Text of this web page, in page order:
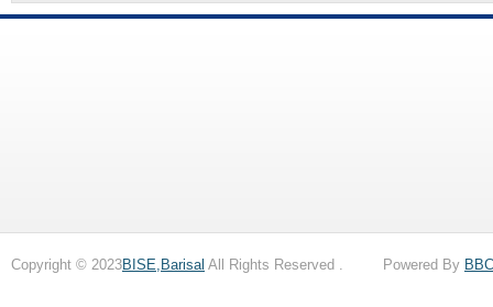
Copyright © 2023BISE,Barisal All Rights Reserved . Powered By